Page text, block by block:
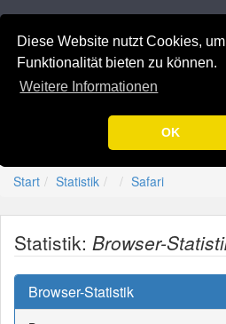
Diese Website nutzt Cookies,
Funktionalität bieten zu können.
Weitere Informationen
OK
Navigation
Previous-=[Nation-
Start Statistik Safari
Statistik: Browser-
Browser-Statistik